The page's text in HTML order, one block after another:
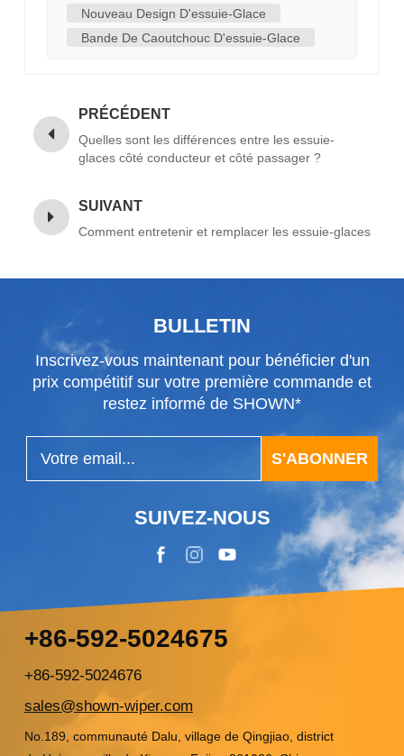
Nouveau Design D'essuie-Glace
Bande De Caoutchouc D'essuie-Glace
PRÉCÉDENT
Quelles sont les différences entre les essuie-
glaces côté conducteur et côté passager ?
SUIVANT
Comment entretenir et remplacer les essuie-glaces
BULLETIN
Inscrivez-vous maintenant pour bénéficier d'un
prix compétitif sur votre première commande et
restez informé de SHOWN*
S'ABONNER
SUIVEZ-NOUS
+86-592-5024675
+86-592-5024676
sales@shown-wiper.com
No.189, communauté Dalu, village de Qingjiao, district